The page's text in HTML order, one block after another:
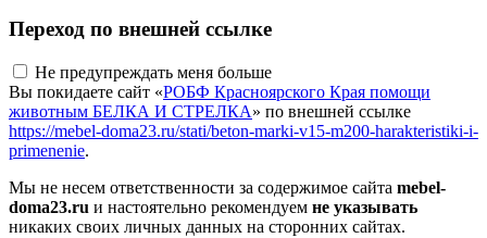
Переход по внешней ссылке
Не предупреждать меня больше
Вы покидаете сайт «РОБФ Красноярского Края помощи
животным БЕЛКА И СТРЕЛКА» по внешней ссылке
https://mebel-doma23.ru/stati/beton-marki-v15-m200-harakteristiki-i-
primenenie.
Мы не несем ответственности за содержимое сайта mebel-
doma23.ru и настоятельно рекомендуем не указывать
никаких своих личных данных на сторонних сайтах.